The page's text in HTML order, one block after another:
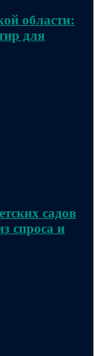
области:
для
садов
спроса и